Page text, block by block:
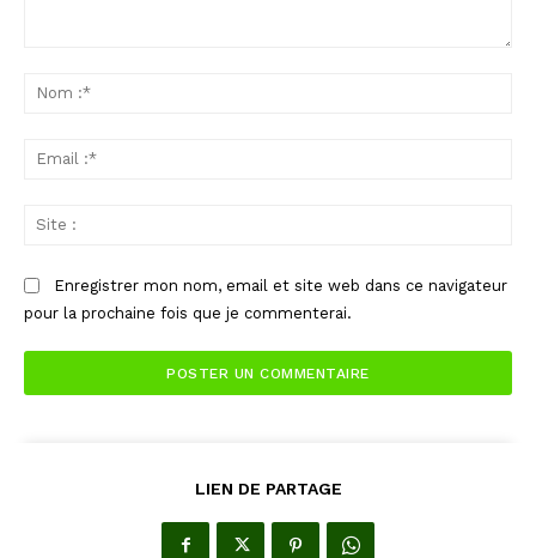
Enregistrer mon nom, email et site web dans ce navigateur
pour la prochaine fois que je commenterai.
LIEN DE PARTAGE